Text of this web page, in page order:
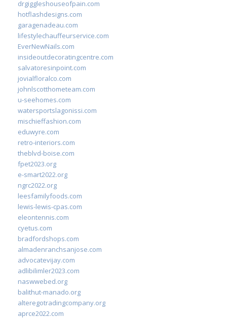
drgiggleshouseofpain.com
hotflashdesigns.com
garagenadeau.com
lifestylechauffeurservice.com
EverNewNails.com
insideoutdecoratingcentre.com
salvatoresinpoint.com
jovialfloralco.com
johnlscotthometeam.com
u-seehomes.com
watersportslagonissi.com
mischieffashion.com
eduwyre.com
retro-interiors.com
theblvd-boise.com
fpet2023.org
e-smart2022.org
ngrc2022.org
leesfamilyfoods.com
lewis-lewis-cpas.com
eleontennis.com
cyetus.com
bradfordshops.com
almadenranchsanjose.com
advocatevijay.com
adlibilimler2023.com
naswwebed.org
balithut-manado.org
alteregotradingcompany.org
aprce2022.com